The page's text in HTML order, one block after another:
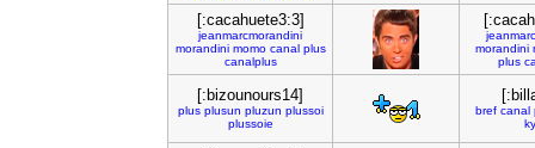
[:cacahuete3:3]
jeanmarcmorandini
morandini momo canal plus
canalplus
morandini
plus
[:bizounours14]
plus plusun pluzun plussoi
plussoie
bref canal